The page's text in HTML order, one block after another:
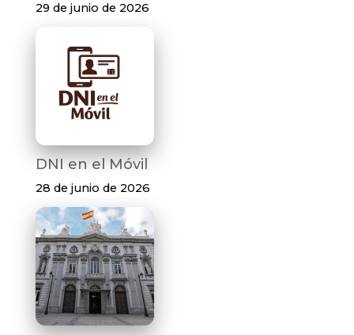
29 de junio de 2026
DNI en el Móvil
28 de junio de 2026